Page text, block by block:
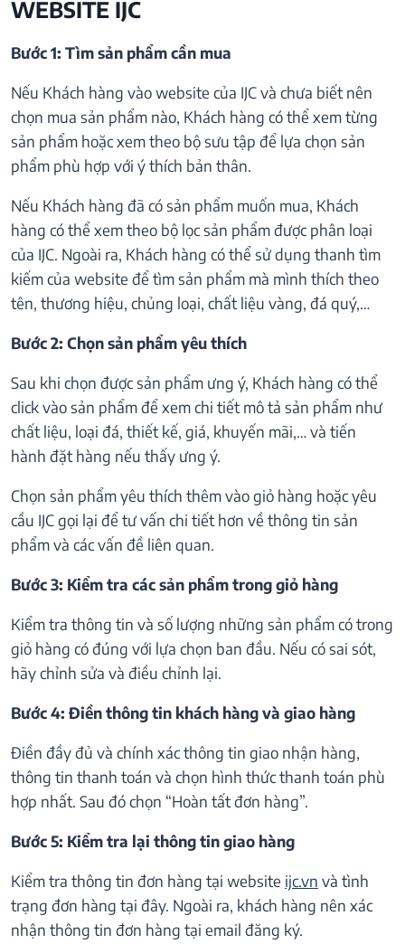
WEBSITE IJC
Bước 1: Tìm sản phẩm cần mua
Nếu Khách hàng vào website của IJC và chưa biết nên
chọn mua sản phẩm nào, Khách hàng có thể xem từng
sản phẩm hoặc xem theo bộ sưu tập để lựa chọn sản
phẩm phù hợp với ý thích bản thân.
Nếu Khách hàng đã có sản phẩm muốn mua, Khách
hàng có thể xem theo bộ lọc sản phẩm được phân loại
của IJC. Ngoài ra, Khách hàng có thể sử dụng thanh tìm
kiếm của website để tìm sản phẩm mà mình thích theo
tên, thương hiệu, chủng loại, chất liệu vàng, đá quý,…
Bước 2: Chọn sản phẩm yêu thích
Sau khi chọn được sản phẩm ưng ý, Khách hàng có thể
click vào sản phẩm để xem chi tiết mô tả sản phẩm như
chất liệu, loại đá, thiết kế, giá, khuyến mãi,… và tiến
hành đặt hàng nếu thấy ưng ý.
Chọn sản phẩm yêu thích thêm vào giỏ hàng hoặc yêu
cầu IJC gọi lại để tư vấn chi tiết hơn về thông tin sản
phẩm và các vấn đề liên quan.
Bước 3: Kiểm tra các sản phẩm trong giỏ hàng
Kiểm tra thông tin và số lượng những sản phẩm có trong
giỏ hàng có đúng với lựa chọn ban đầu. Nếu có sai sót,
hãy chỉnh sửa và điều chỉnh lại.
Bước 4: Điền thông tin khách hàng và giao hàng
Điền đầy đủ và chính xác thông tin giao nhận hàng,
thông tin thanh toán và chọn hình thức thanh toán phù
hợp nhất. Sau đó chọn “Hoàn tất đơn hàng”.
Bước 5: Kiểm tra lại thông tin giao hàng
Kiểm tra thông tin đơn hàng tại website ijc.vn và tình
trạng đơn hàng tại đây. Ngoài ra, khách hàng nên xác
nhận thông tin đơn hàng tại email đăng ký.